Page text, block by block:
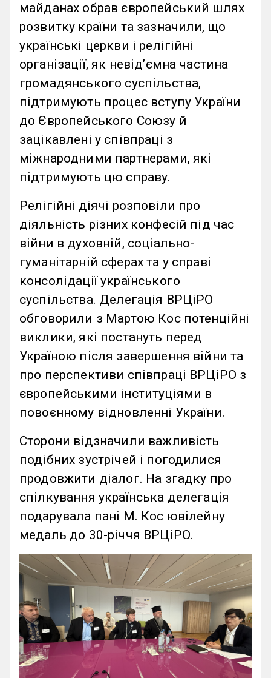
майданах обрав європейський шлях
розвитку країни та зазначили, що
українські церкви і релігійні
організації, як невідʼємна частина
громадянського суспільства,
підтримують процес вступу України
до Європейського Союзу й
зацікавлені у співпраці з
міжнародними партнерами, які
підтримують цю справу.
Релігійні діячі розповіли про
діяльність різних конфесій під час
війни в духовній, соціально-
гуманітарній сферах та у справі
консолідації українського
суспільства. Делегація ВРЦіРО
обговорили з Мартою Кос потенційні
виклики, які постануть перед
Україною після завершення війни та
про перспективи співпраці ВРЦіРО з
європейськими інституціями в
повоєнному відновленні України.
Сторони відзначили важливість
подібних зустрічей і погодилися
продовжити діалог. На згадку про
спілкування українська делегація
подарувала пані М. Кос ювілейну
медаль до 30-річчя ВРЦіРО.